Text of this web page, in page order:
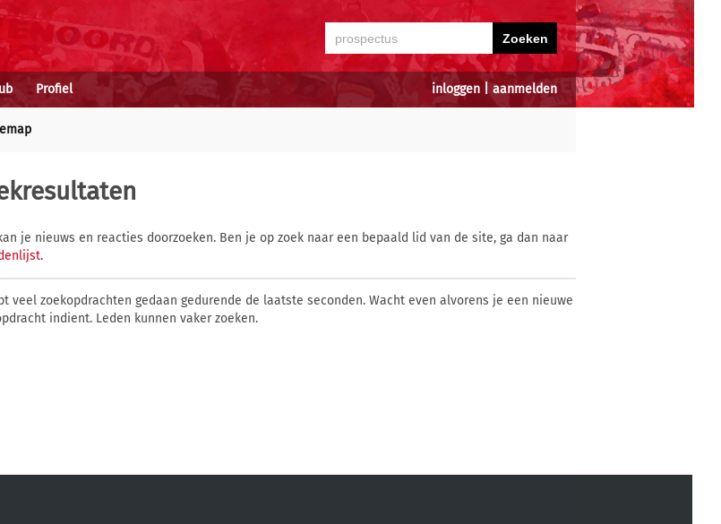
inloggen aanmelden
Profiel
je nieuws en reacties doorzoeken. Ben je op zoek naar een bepaald lid van de site, ga dan naar
.
veel zoekopdrachten gedaan gedurende de laatste seconden. Wacht even alvorens je een nieuwe
indient. Leden kunnen vaker zoeken.